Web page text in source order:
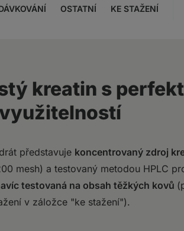
OSTATNÍ KE STAŽENÍ
kreatin s
představuje koncentrovaný zdroj
mesh) a testovaný metodou HPLC
testovaná na obsah těžkých kovů
v záložce "ke stažení").